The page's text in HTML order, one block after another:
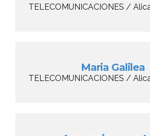
TELECOMUNICACIONES /
Maria Galilea
TELECOMUNICACIONES /